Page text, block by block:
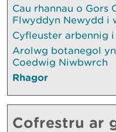
Cau rhannau o Gors
Flwyddyn Newydd i
Cyfleuster arbennig
Arolwg botanegol
Coedwig Niwbwrch
Rhagor
Cofrestru ar